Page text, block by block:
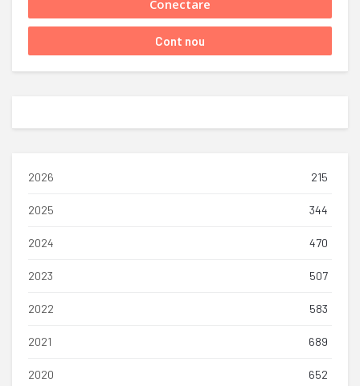
2026 215
2025 344
2024 470
2023 507
2022 583
2021 689
2020 652